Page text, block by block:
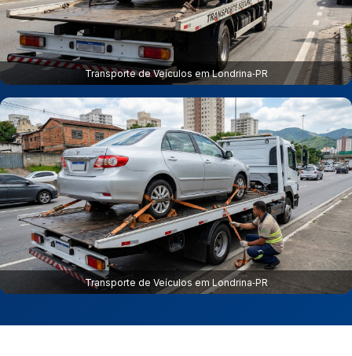
Transporte de Veículos em Londrina‑PR
Transporte de Veículos em Londrina‑PR